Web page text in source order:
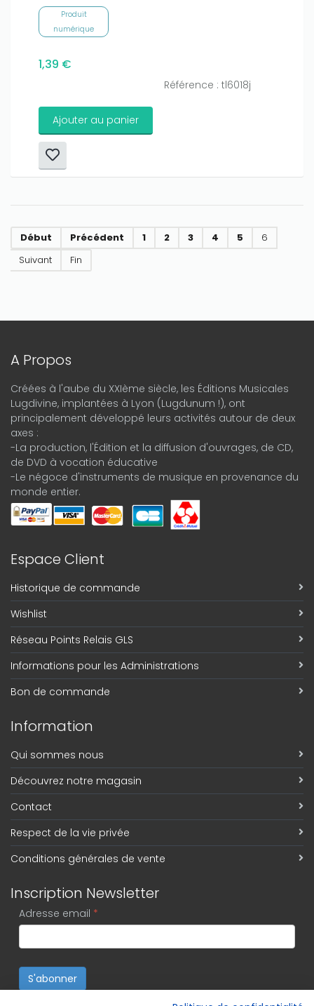
Produit
numérique
1,39 €
Référence : tl6018j
Ajouter au panier
Début Précédent 1 2 3 4 5
6
Suivant
Fin
A Propos
Créées à l'aube du XXIème siècle, les Éditions Musicales
Lugdivine, implantées à Lyon (Lugdunum !), ont
principalement développé leurs activités autour de deux
axes :
-La production, l'Édition et la diffusion d'ouvrages, de CD,
de DVD à vocation éducative
-Le négoce d'instruments de musique en provenance du
monde entier.
Espace Client
Historique de commande
Wishlist
Réseau Points Relais GLS
Informations pour les Administrations
Bon de commande
Information
Qui sommes nous
Découvrez notre magasin
Contact
Respect de la vie privée
Conditions générales de vente
Inscription Newsletter
Adresse email *
S'abonner